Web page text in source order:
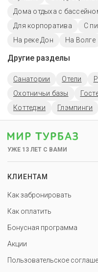
Дома отдыха с
Для корпоратива
С
На реке Дон
На Волге
Другие разделы
Санатории Отели
Охотничьи базы
Коттеджи
Глэмпинги
УЖЕ 13 ЛЕТ С ВАМИ
КЛИЕНТАМ
Как забронировать
Как оплатить
Бонусная программа
Акции
Пользовательское